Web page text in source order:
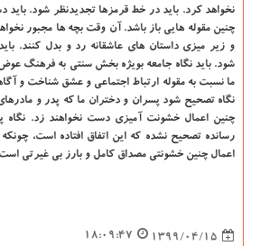
نخواهد کرد. باید در خط قرمزها تجدیدنظر شود. باید
چنین مقوله هایی باز باشد. آن وقت بچه ها مجبور
و زیر میزی داستان های عاشقانه رد و بدل کنند.
شود. باید نگاه جامعه بویژه بخش سنتی به فرهنگ
ما نسبت به مقوله ارتباط اجتماعی و عشق شناخت و
نگاه تصحیح شود پسران و دختران ما که پدر و
چنین اعمال خشونت آمیزی دست نخواهند زد. نگاه
رسانده تصحیح نشده که این اتفاق افتاده است،
اعمال چنین خشونتی مصداق کامل و بارز بی غیرتی
1399/04/15
18:09:47